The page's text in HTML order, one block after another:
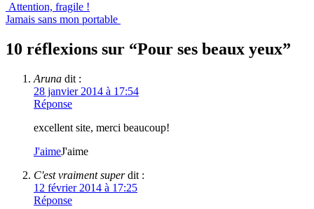
Attention, fragile !
Jamais sans mon portable
10 réflexions sur “Pour ses beaux yeux”
Aruna dit :
28 janvier 2014 à 17:54
Réponse
excellent site, merci beaucoup!
J'aimeJ'aime
C'est vraiment super dit :
12 février 2014 à 17:25
Réponse